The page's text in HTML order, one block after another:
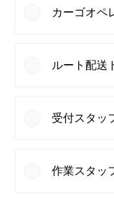
カーゴオペ
ルート配送
受付スタッ
作業スタッ